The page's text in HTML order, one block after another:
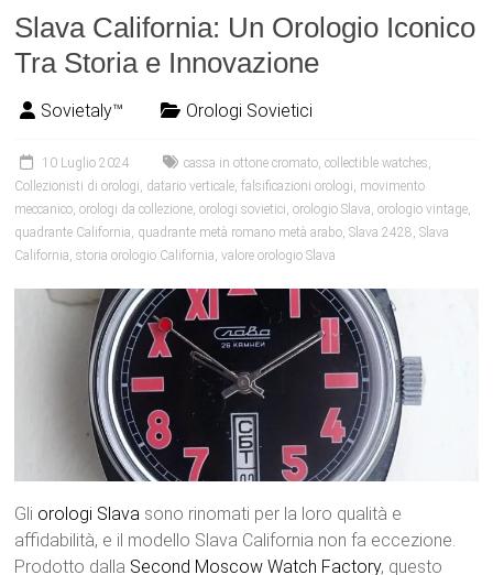
Slava California: Un Orologio Iconico
Tra Storia e Innovazione
Sovietaly™ Orologi Sovietici
10 Luglio 2024 cassa in ottone cromato,collectible watches,
Collezionisti di orologi, datario verticale,falsificazioni orologi, movimento
meccanico,orologi da collezione,orologi sovietici,orologio Slava,orologio vintage,
quadrante California, quadrante metà romano metà arabo,Slava 2428,Slava
California,storia orologio California,valore orologio Slava
Gli orologi Slava sono rinomati per la loro qualità e
affidabilità, e il modello Slava California non fa eccezione.
Prodotto dalla Second Moscow Watch Factory, questo